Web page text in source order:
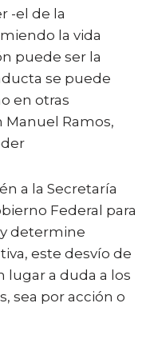
-el de la
la vida
puede ser la
se puede
en otras
Manuel Ramos,
a la Secretaría
Federal para
determine
este desvío de
lugar a duda a los
sea por acción o